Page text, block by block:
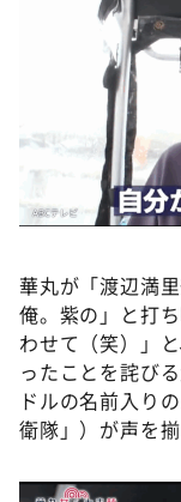
華丸が「渡辺満
俺。紫の」と打
わせて（笑）」
ったことを詫び
ドルの名前入り
衛隊」）が声を